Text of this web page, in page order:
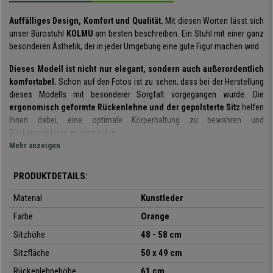
Auffälliges Design, Komfort und Qualität. Mit diesen Worten lässt sich
unser Bürostuhl
KOLMU am besten beschreiben. Ein Stuhl mit einer ganz
besonderen Ästhetik, der in jeder Umgebung eine gute Figur machen wird.
Dieses Modell ist nicht nur elegant, sondern auch außerordentlich
komfortabel. Schon auf den Fotos ist zu sehen, dass bei der Herstellung
dieses Modells mit besonderer Sorgfalt vorgegangen wurde. Die
ergonomisch geformte Rückenlehne und der gepolsterte Sitz helfen
Ihnen dabei, eine optimale Körperhaltung zu bewahren und
Rückenprobleme zu vermeiden.
erhältlich, sodass die für Sie passende Kombination ganz sicher mit
dabei ist.
Zur Gewährleistung einer langen Haltbarkeitwerden für die Herstellung
dieses Bürostuhls ausschließlich
hochwertige Materialien
extrem robust und stabil. Auch bei denDesign-Armlehnen
Komfort und Eleganz durch das verchromte Gestell und die Lederauflagen
Mehr anzeigen
PRODUKTDETAILS:
Material
Kunstleder
Farbe
Orange
Sitzhöhe
48 - 58 cm
Sitzfläche
50 x 49 cm